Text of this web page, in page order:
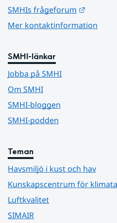
SMHIs frågeforum
Mer kontaktinformation
SMHI-länkar
Jobba på SMHI
Om SMHI
SMHI-bloggen
SMHI-podden
Teman
Havsmiljö i kust och hav
Kunskapscentrum för
Luftkvalitet
SIMAIR